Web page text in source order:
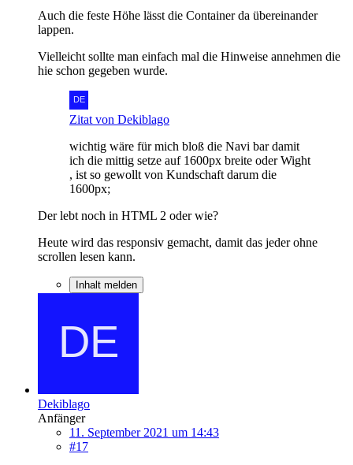
Auch die feste Höhe lässt die Container da übereinander
lappen.
Vielleicht sollte man einfach mal die Hinweise annehmen die
hie schon gegeben wurde.
Zitat von Dekiblago
wichtig wäre für mich bloß die Navi bar damit
ich die mittig setze auf 1600px breite oder Wight
, ist so gewollt von Kundschaft darum die
1600px;
Der lebt noch in HTML 2 oder wie?
Heute wird das responsiv gemacht, damit das jeder ohne
scrollen lesen kann.
Inhalt melden
Dekiblago
Anfänger
11. September 2021 um 14:43
#17